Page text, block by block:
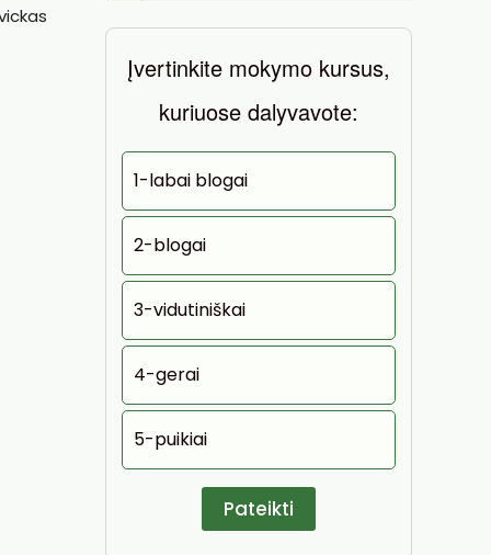
Įvertinkite mokymo kursus,
kuriuose dalyvavote:
1-labai blogai
2-blogai
3-vidutiniškai
4-gerai
5-puikiai